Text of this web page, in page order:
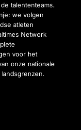
talententeams.
we volgen
atleten
Network
voor het
onze nationale